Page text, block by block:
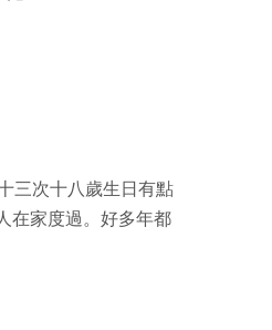
三次十八歲生日有點
在家度過。好多年都